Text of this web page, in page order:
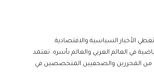
تغطي الأخبار السياسية والاقتصادية
في العالم العربي والعالم بأسره. تعتمد
من المحررين والصحفيين المتخصصين في